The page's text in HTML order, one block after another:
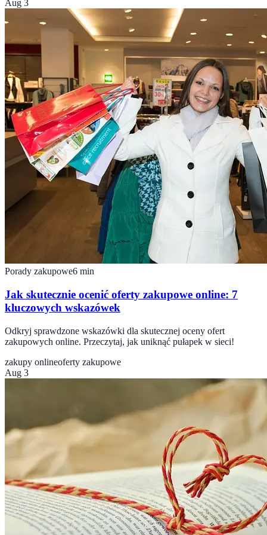
Aug 3
Porady zakupowe6 min
Jak skutecznie ocenić oferty zakupowe online: 7
kluczowych wskazówek
Odkryj sprawdzone wskazówki dla skutecznej oceny ofert
zakupowych online. Przeczytaj, jak uniknąć pułapek w sieci!
zakupy onlineoferty zakupowe
Aug 3